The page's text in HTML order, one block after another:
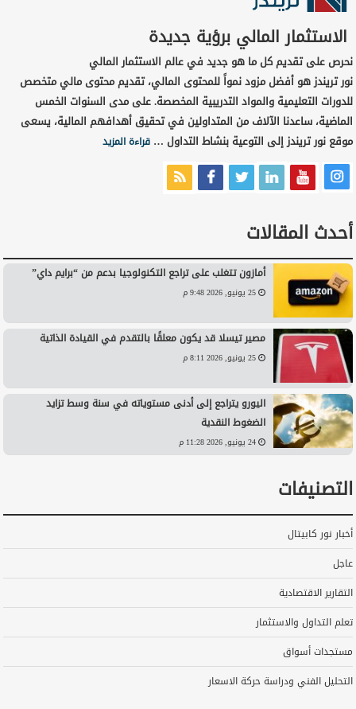
الاستثمار المالي برؤية جديدة
نحرص على تقديم كل ما هو جديد في عالم الاستثمار المالي
نور تريندز هو أفضل مزود نمواً للمحتوى المالي، تقديم محتوى مالي متخصص
للدورات التعليمية والمواد التدريبية المخصصة. على مدى السنوات الخمس
الماضية، ساعدنا الآلاف من المتداولين في تحقيق أهدافهم المالية، يسعى
موقع نور تريندز إلى التوعية بنشاط التداول …قراءة المزيد
أحدث المقالات
أمازون تتغلب على تراجع التكنولوجيا بدعم من “برايم داي”
25 يونيو, 2026 9:48 م
مصير تيسلا قد يكون معلقًا بالتقدم في القيادة الذاتية
25 يونيو, 2026 8:11 م
اليورو يتراجع إلى أدنى مستوياته في سنة وسط تزايد
الضغوط النقدية
24 يونيو, 2026 11:28 م
التصنيفات
أخبار نور كابيتال
عاجل
التقارير الاقتصادية
تعلم التداول والاستثمار
مستجدات أسواق
التحليل الفني ودراسة حركة الاسعار